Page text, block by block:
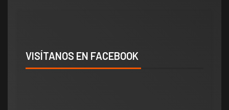
VISÍTANOS EN FACEBOOK